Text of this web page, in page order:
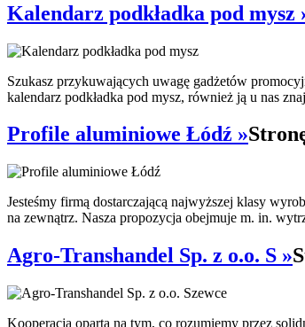
Kalendarz podkładka pod mysz
Szukasz przykuwających uwagę gadżetów
kalendarz podkładka pod mysz, również ją u nas
Profile aluminiowe Łódź »
Jesteśmy firmą dostarczającą najwyższej klasy
na zewnątrz. Nasza propozycja obejmuje m. in.
Agro-Transhandel Sp. z o.o. S »
Kooperacja oparta na tym, co rozumiemy przez